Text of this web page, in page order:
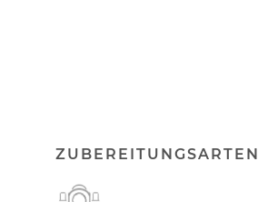
ZUBEREITUNGSARTEN